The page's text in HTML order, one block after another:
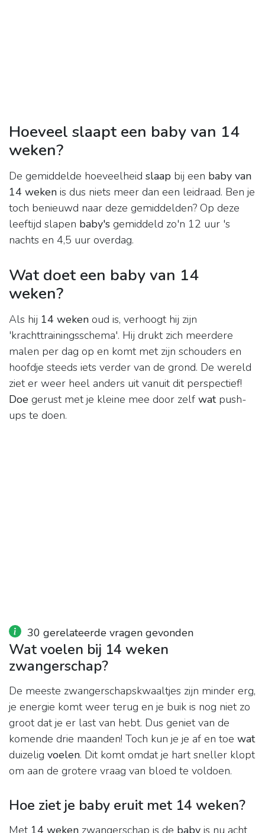
Hoeveel slaapt een baby van 14
weken?
De gemiddelde hoeveelheid slaap bij een baby van
14 weken is dus niets meer dan een leidraad. Ben je
toch benieuwd naar deze gemiddelden? Op deze
leeftijd slapen baby's gemiddeld zo'n 12 uur 's
nachts en 4,5 uur overdag.
Wat doet een baby van 14
weken?
Als hij 14 weken oud is, verhoogt hij zijn
'krachttrainingsschema'. Hij drukt zich meerdere
malen per dag op en komt met zijn schouders en
hoofdje steeds iets verder van de grond. De wereld
ziet er weer heel anders uit vanuit dit perspectief!
Doe gerust met je kleine mee door zelf watpush-
ups te doen.
30 gerelateerde vragen gevonden
Wat voelen bij 14 weken
zwangerschap?
De meeste zwangerschapskwaaltjes zijn minder erg,
je energie komt weer terug en je buik is nog niet zo
groot dat je er last van hebt. Dus geniet van de
komende drie maanden! Toch kun je je af en toe wat
duizelig voelen. Dit komt omdat je hart sneller klopt
om aan de grotere vraag van bloed te voldoen.
Hoe ziet je baby eruit met 14 weken?
Met 14 weken zwangerschap is de baby is nu acht